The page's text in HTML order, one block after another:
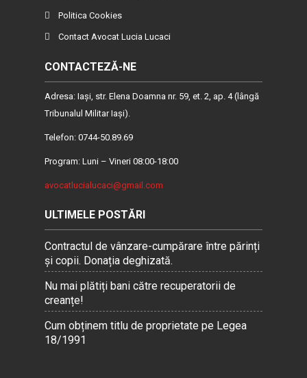
Politica Cookies
Contact Avocat Lucia Lucaci
CONTACTEZĂ-NE
Adresa: Iaşi, str. Elena Doamna nr. 59, et. 2, ap. 4 (lângă
Tribunalul Militar Iaşi).
Telefon: 0744-50.89.69
Program: Luni – Vineri 08:00-18:00
avocatlucialucaci@gmail.com
ULTIMELE POSTĂRI
Contractul de vânzare-cumpărare între părinți
și copii. Donația deghizată.
Nu mai plătiți bani către recuperatorii de
creanțe!
Cum obținem titlu de proprietate pe Legea
18/1991